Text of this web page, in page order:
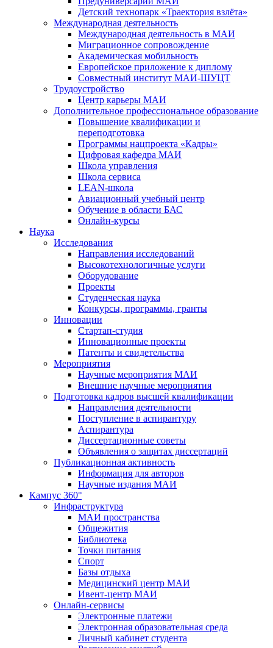
Детский технопарк «Траектория взлёта»
Международная деятельность
Международная деятельность в МАИ
Миграционное сопровождение
Академическая мобильность
Европейское приложение к диплому
Совместный институт МАИ-ШУЦТ
Трудоустройство
Центр карьеры МАИ
Дополнительное профессиональное образование
Повышение квалификации и
переподготовка
Программы нацпроекта «Кадры»
Цифровая кафедра МАИ
Школа управления
Школа сервиса
LEAN-школа
Авиационный учебный центр
Обучение в области БАС
Онлайн-курсы
Наука
Исследования
Направления исследований
Высокотехнологичные услуги
Оборудование
Проекты
Студенческая наука
Конкурсы, программы, гранты
Инновации
Стартап-студия
Инновационные проекты
Патенты и свидетельства
Мероприятия
Научные мероприятия МАИ
Внешние научные мероприятия
Подготовка кадров высшей квалификации
Направления деятельности
Поступление в аспирантуру
Аспирантура
Диссертационные советы
Объявления о защитах диссертаций
Публикационная активность
Информация для авторов
Научные издания МАИ
Кампус 360°
Инфраструктура
МАИ пространства
Общежития
Библиотека
Точки питания
Спорт
Базы отдыха
Медицинский центр МАИ
Ивент-центр МАИ
Онлайн-сервисы
Электронные платежи
Электронная образовательная среда
Личный кабинет студента